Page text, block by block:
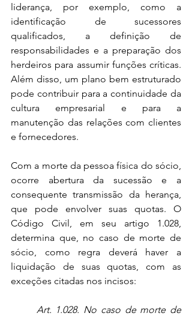
liderança, por exemplo, como a
identificação de sucessores
qualificados, a definição de
responsabilidades e a preparação dos
herdeiros para assumir funções críticas.
Além disso, um plano bem estruturado
pode contribuir para a continuidade da
cultura empresarial e para a
manutenção das relações com clientes
e fornecedores.
Com a morte da pessoa física do sócio,
ocorre abertura da sucessão e a
consequente transmissão da herança,
que pode envolver suas quotas. O
Código Civil, em seu artigo 1.028,
determina que, no caso de morte de
sócio, como regra deverá haver a
liquidação de suas quotas, com as
exceções citadas nos incisos: